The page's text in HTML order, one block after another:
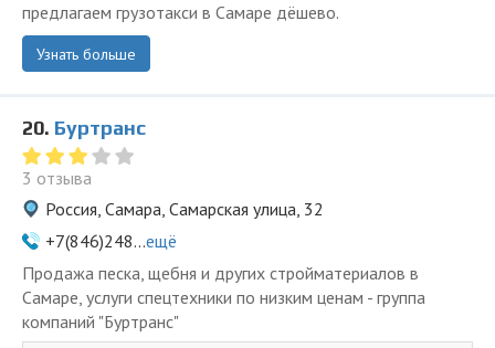
предлагаем грузотакси в Самаре дёшево.
Узнать больше
20. Буртранс
3 отзыва
Россия, Самара, Самарская улица, 32
+7(846)248...ещё
Продажа песка, щебня и других стройматериалов в
Самаре, услуги спецтехники по низким ценам - группа
компаний "Буртранс"